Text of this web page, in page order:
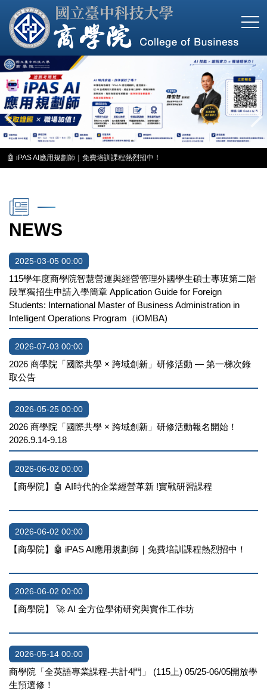
到
主
內
容
區
🤖 iPAS AI應用規劃師｜免費培訓課程熱烈招中！
NEWS
2025-03-05 00:00
115學年度商學院智慧營運與經營管理外國學生碩士專班第二階
段單獨招生申請入學簡章 Application Guide for Foreign
Students: International Master of Business Administration in
Intelligent Operations Program（iOMBA)
2026-07-03 00:00
2026 商學院「國際共學 × 跨域創新」研修活動 — 第一梯次錄
取公告
2026-05-25 00:00
2026 商學院「國際共學 × 跨域創新」研修活動報名開始！
2026.9.14-9.18
2026-06-02 00:00
【商學院】🤖 AI時代的企業經營革新 !實戰研習課程
2026-06-02 00:00
【商學院】🤖 iPAS AI應用規劃師｜免費培訓課程熱烈招中！
2026-06-02 00:00
【商學院】 🚀 AI 全方位學術研究與實作工作坊
2026-05-14 00:00
商學院「全英語專業課程-共計4門」 (115上) 05/25-06/05開放學
生預選修！